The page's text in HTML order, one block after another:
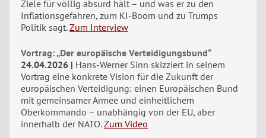
Ziele für völlig absurd hält – und was er zu den
Inflationsgefahren, zum KI-Boom und zu Trumps
Politik sagt. Zum Interview
Vortrag: „Der europäische Verteidigungsbund“
24.04.2026
Hans-Werner Sinn skizziert in seinem
Vortrag eine konkrete Vision für die Zukunft der
europäischen Verteidigung: einen Europäischen Bund
mit gemeinsamer Armee und einheitlichem
Oberkommando – unabhängig von der EU, aber
innerhalb der NATO. Zum Video